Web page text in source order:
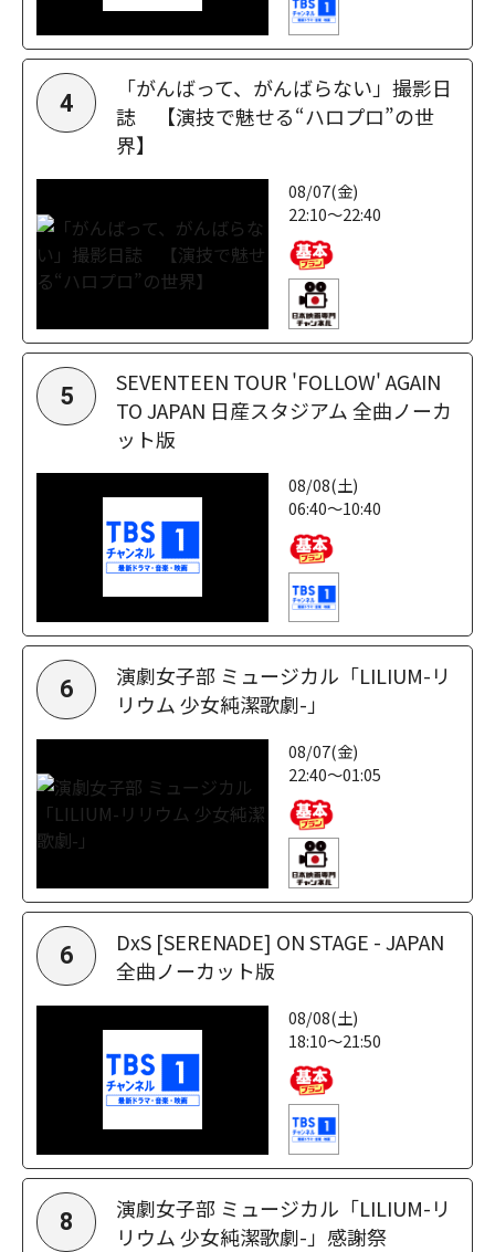
4
「がんばって、がんばらない」撮影日
誌 【演技で魅せる“ハロプロ”の世
界】
08/07(金)
22:10～22:40
5
SEVENTEEN TOUR 'FOLLOW' AGAIN
TO JAPAN 日産スタジアム 全曲ノーカ
ット版
08/08(土)
06:40～10:40
6
演劇女子部 ミュージカル「LILIUM-リ
リウム 少女純潔歌劇-」
08/07(金)
22:40～01:05
6
DxS [SERENADE] ON STAGE - JAPAN
全曲ノーカット版
08/08(土)
18:10～21:50
8
演劇女子部 ミュージカル「LILIUM-リ
リウム 少女純潔歌劇-」感謝祭